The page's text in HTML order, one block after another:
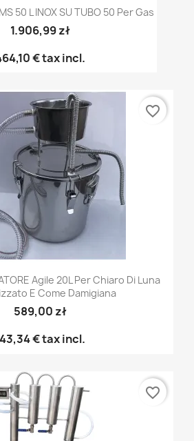
50 L INOX SU TUBO 50 Per Gas
1.906,99 zł
€tax incl.
Agile 20L Per Chiaro Di Luna
E Come Damigiana
589,00 zł
€tax incl.
favorite_border
favorite_border